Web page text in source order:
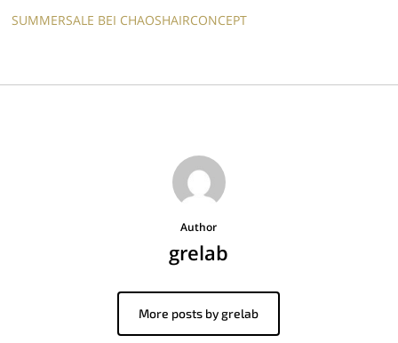
SUMMERSALE BEI CHAOSHAIRCONCEPT
Author
grelab
More posts by grelab